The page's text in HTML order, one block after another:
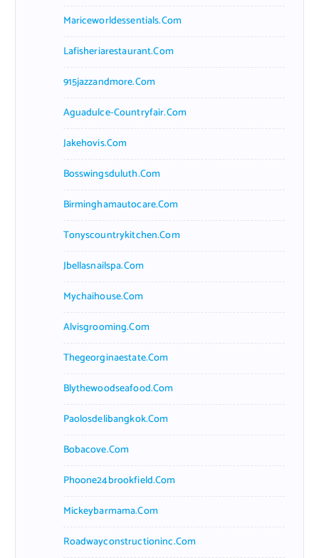
Mariceworldessentials.com
Lafisheriarestaurant.com
915jazzandmore.com
Aguadulce-Countryfair.com
Jakehovis.com
Bosswingsduluth.com
Birminghamautocare.com
Tonyscountrykitchen.com
Jbellasnailspa.com
Mychaihouse.com
Alvisgrooming.com
Thegeorginaestate.com
Blythewoodseafood.com
Paolosdelibangkok.com
Bobacove.com
Phoone24brookfield.com
Mickeybarmama.com
Roadwayconstructioninc.com